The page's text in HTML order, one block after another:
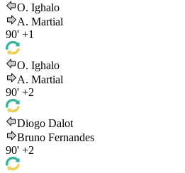
O. Ighalo
A. Martial
90' +1
O. Ighalo
A. Martial
90' +2
Diogo Dalot
Bruno Fernandes
90' +2